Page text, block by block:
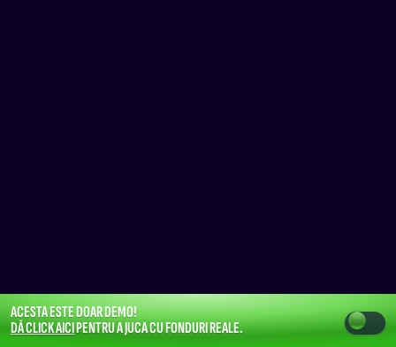
ACESTA ESTE DOAR DEMO!
DĂ CLICK AICIPENTRU A JUCA CU FONDURI REALE.